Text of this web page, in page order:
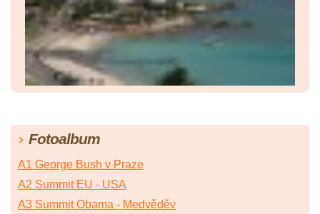
Fotoalbum
A1 George Bush v Praze
A2 Summit EU - USA
A3 Summit Obama - Medvěděv